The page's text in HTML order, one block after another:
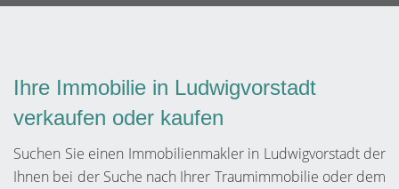
Ihre Immobilie in Ludwigvorstadt
verkaufen oder kaufen
Suchen Sie einen Immobilienmakler in Ludwigvorstadt der
Ihnen bei der Suche nach Ihrer Traumimmobilie oder dem